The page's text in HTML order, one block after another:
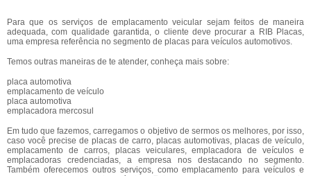
Para que os serviços de emplacamento veicular sejam feitos de maneira
adequada, com qualidade garantida, o cliente deve procurar a RIB Placas,
uma empresa referência no segmento de placas para veículos automotivos.
Temos outras maneiras de te atender, conheça mais sobre:
placa automotiva
emplacamento de veículo
placa automotiva
emplacadora mercosul
Em tudo que fazemos, carregamos o objetivo de sermos os melhores, por isso,
caso você precise de placas de carro, placas automotivas, placas de veículo,
emplacamento de carros, placas veiculares, emplacadora de veículos e
emplacadoras credenciadas, a empresa nos destacando no segmento.
Também oferecemos outros serviços, como emplacamento para veículos e